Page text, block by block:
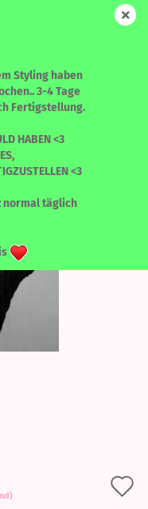
Styling haben
3-4 Tage
Fertigstellung.
HABEN <3
<3
normal täglich